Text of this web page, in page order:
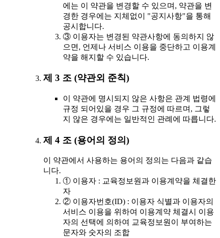
에는 이 약관을 변경할 수 있으며, 약관을 변
경한 경우에는 지체없이 "공지사항"을 통해
공시합니다.
③ 이용자는 변경된 약관사항에 동의하지 않
으면, 언제나 서비스 이용을 중단하고 이용계
약을 해지할 수 있습니다.
제 3 조 (약관외 준칙)
이 약관에 명시되지 않은 사항은 관계 법령에
규정 되어있을 경우 그 규정에 따르며, 그렇
지 않은 경우에는 일반적인 관례에 따릅니다.
제 4 조 (용어의 정의)
이 약관에서 사용하는 용어의 정의는 다음과 같습
니다.
① 이용자 : 교육정보원과 이용계약을 체결한
자
② 이용자번호(ID) : 이용자 식별과 이용자의
서비스 이용을 위하여 이용계약 체결시 이용
자의 선택에 의하여 교육정보원이 부여하는
문자와 숫자의 조합